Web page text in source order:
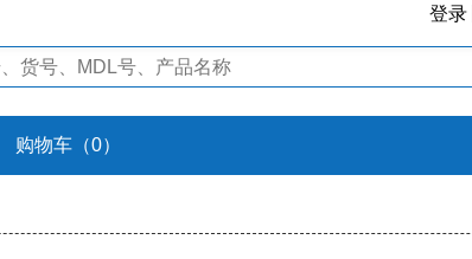
登录
购物车（0）